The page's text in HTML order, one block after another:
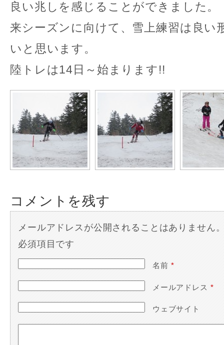
良い兆しを感じることができました。
来シーズンに向けて、雪上練習は良い
いと思います。
陸トレは14日～始まります!!
コメントを残す
メールアドレスが公開されることはありません
必須項目です
名前*
メールアドレス*
ウェブサイト